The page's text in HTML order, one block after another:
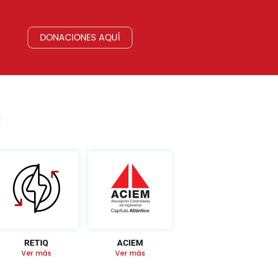
DONACIONES AQUÍ
RETIQ
Ver más
ACIEM
Ver más